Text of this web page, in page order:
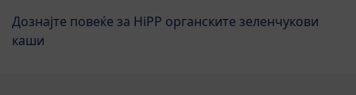
Дознајте повеќе за HiPP органските зеленчукови
каши